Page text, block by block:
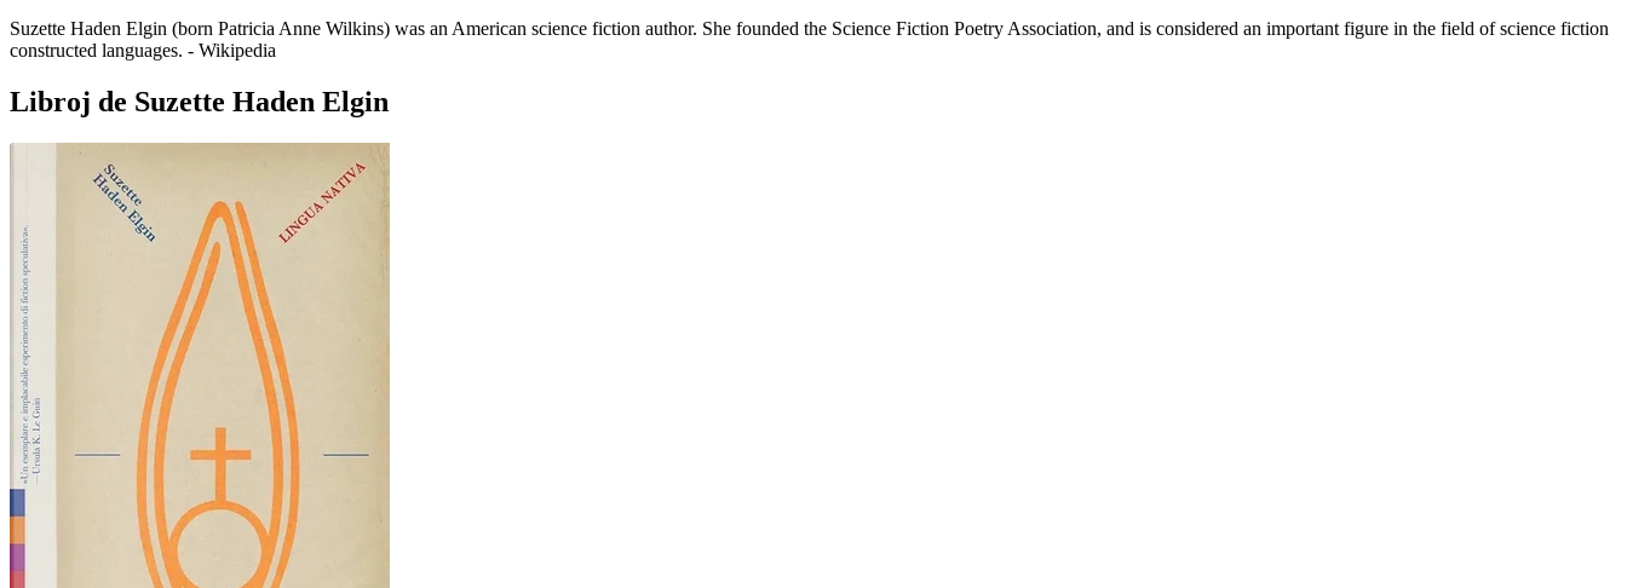
Suzette Haden Elgin (born Patricia Anne Wilkins) was an American science fiction author. She founded the Science Fiction Poetry Association, and is considered an important figure in the field of science fiction
constructed languages. - Wikipedia
Libroj de Suzette Haden Elgin